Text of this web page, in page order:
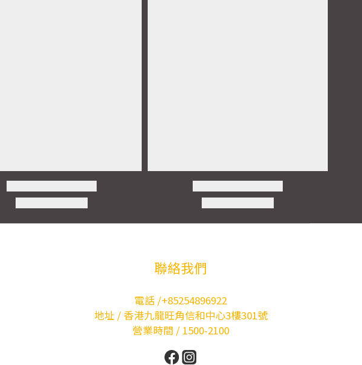
聯絡我們
電話 /+85254896922
地址 / 香港九龍旺角信和中心3樓301號
營業時間 / 1500-2100